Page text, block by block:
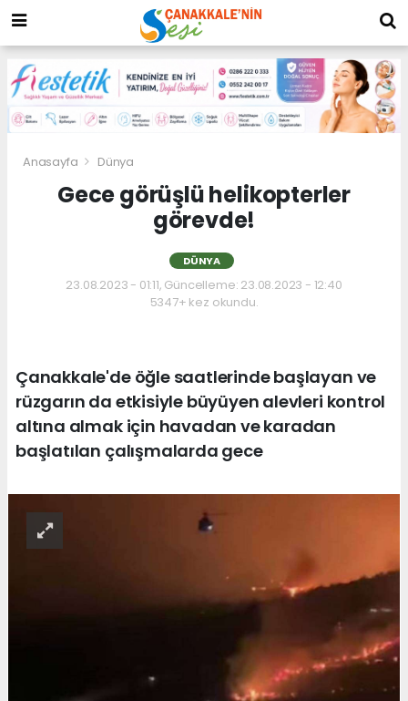
Anasayfa Dünya
Gece görüşlü helikopterler
görevde!
DÜNYA
23.08.2023 - 01:11, Güncelleme: 23.08.2023 - 12:40
5347+ kez okundu.
Çanakkale'de öğle saatlerinde başlayan ve
rüzgarın da etkisiyle büyüyen alevleri kontrol
altına almak için havadan ve karadan
başlatılan çalışmalarda gece